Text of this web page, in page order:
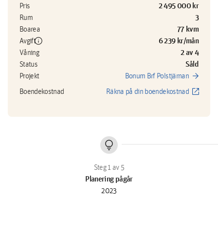
Pris 2 495 000 kr
Rum 3
Boarea 77 kvm
Avgiftinfo 6 239 kr/mån
Våning 2 av 4
Status Såld
Projekt Bonum Brf Polstjärnan arrow_forward
Boendekostnad Räkna på din boendekostnad open_in_new
lightbulb
Planering pågår
2023